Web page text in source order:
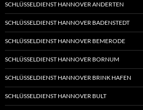
SCHLÜSSELDIENST HANNOVER ANDERTEN
SCHLÜSSELDIENST HANNOVER BADENSTEDT
SCHLÜSSELDIENST HANNOVER BEMERODE
SCHLÜSSELDIENST HANNOVER BORNUM
SCHLÜSSELDIENST HANNOVER BRINK HAFEN
SCHLÜSSELDIENST HANNOVER BULT